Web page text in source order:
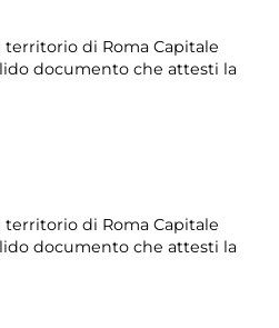
di Roma Capitale
documento che attesti la
di Roma Capitale
documento che attesti la